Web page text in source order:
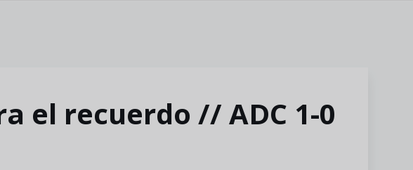
el recuerdo // ADC 1-0